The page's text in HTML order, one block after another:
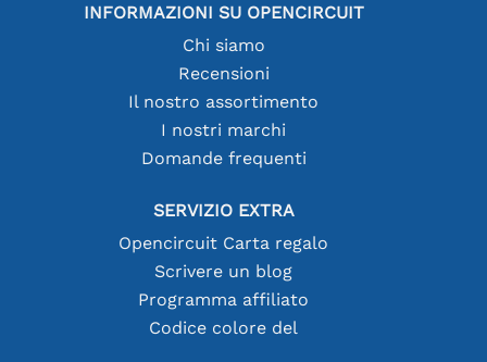
INFORMAZIONI SU OPENCIRCUIT
Chi siamo
Recensioni
Il nostro assortimento
I nostri marchi
Domande frequenti
SERVIZIO EXTRA
Opencircuit Carta regalo
Scrivere un blog
Programma affiliato
Codice colore del